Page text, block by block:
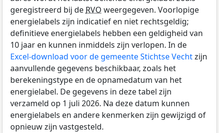
geregistreerd bij de RVO weergegeven. Voorlopige
energielabels zijn indicatief en niet rechtsgeldig;
definitieve energielabels hebben een geldigheid van
10 jaar en kunnen inmiddels zijn verlopen. In de
Excel-download voor de gemeente Stichtse Vechtzijn
aanvullende gegevens beschikbaar, zoals het
berekeningstype en de opnamedatum van het
energielabel. De gegevens in deze tabel zijn
verzameld op 1 juli 2026. Na deze datum kunnen
energielabels en andere kenmerken zijn gewijzigd of
opnieuw zijn vastgesteld.